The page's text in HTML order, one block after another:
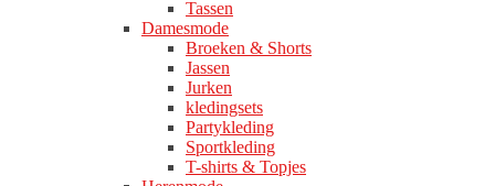
Tassen
Damesmode
Broeken & Shorts
Jassen
Jurken
kledingsets
Partykleding
Sportkleding
T-shirts & Topjes